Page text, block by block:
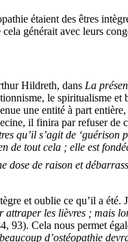
étaient des êtres
générait avec leurs
Hildreth, dans La
le spiritualisme et
une entité à part
il finira par refuser de
qu’il s’agit de
de tout cela ; elle est
dose de raison et
et oublie ce qu’il a été.
les lièvres ; mais
93). Cela nous permet
d’ostéopathie